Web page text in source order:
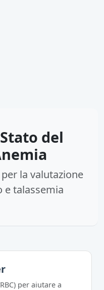
del
la valutazione
e talassemia
per aiutare a